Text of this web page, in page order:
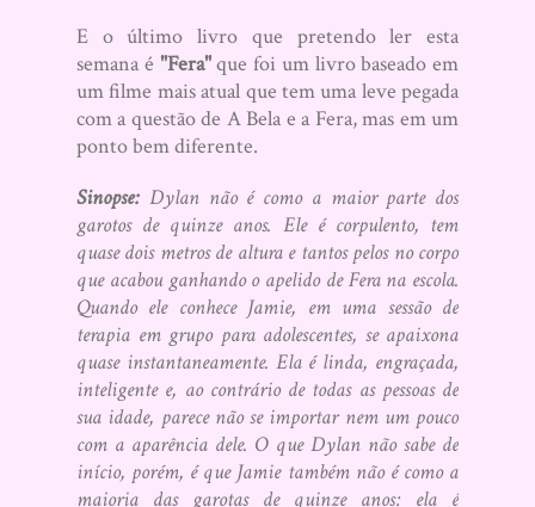
E o último livro que pretendo ler esta
semana é "Fera"que foi um livro baseado em
um filme mais atual que tem uma leve pegada
com a questão de A Bela e a Fera, mas em um
ponto bem diferente.
Sinopse: Dylan não é como a maior parte dos
garotos de quinze anos. Ele é corpulento, tem
quase dois metros de altura e tantos pelos no corpo
que acabou ganhando o apelido de Fera na escola.
Quando ele conhece Jamie, em uma sessão de
terapia em grupo para adolescentes, se apaixona
quase instantaneamente. Ela é linda, engraçada,
inteligente e, ao contrário de todas as pessoas de
sua idade, parece não se importar nem um pouco
com a aparência dele. O que Dylan não sabe de
início, porém, é que Jamie também não é como a
maioria das garotas de quinze anos: ela é